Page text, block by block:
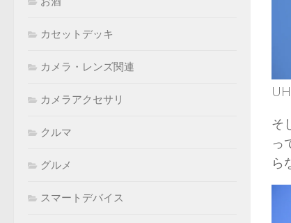
そ
っ
ら
カセットデッキ
カメラ・レンズ関連
カメラアクセサリ
クルマ
グルメ
スマートデバイス